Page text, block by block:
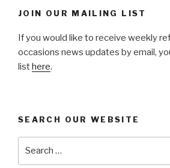
JOIN OUR MAILING LIST
If you would like to receive weekly
occasions news updates by email,
listhere.
SEARCH OUR WEBSITE